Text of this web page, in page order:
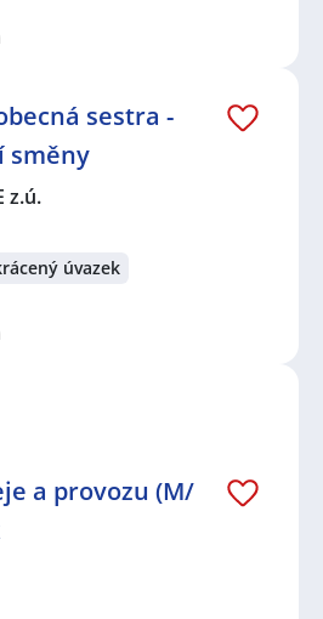
sestra -
směny
z.ú.
úvazek
a provozu (M/